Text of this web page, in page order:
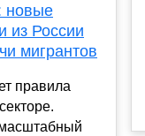
новые
из России
мигрантов
правила